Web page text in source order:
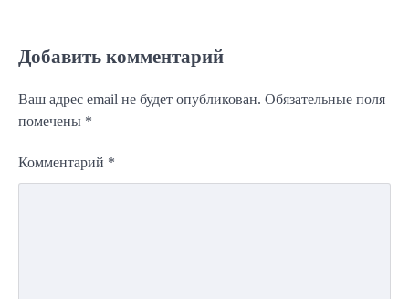
Добавить комментарий
Ваш адрес email не будет опубликован. Обязательные поля
помечены *
Комментарий *